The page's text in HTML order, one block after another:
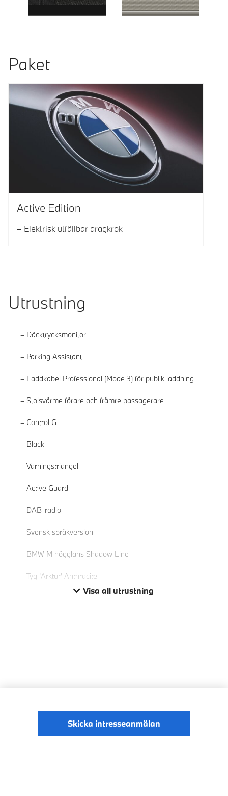
Paket
Active Edition
Elektrisk utfällbar dragkrok
Utrustning
Däcktrycksmonitor
Parking Assistant
Laddkabel Professional (Mode 3) för publik laddning
Stolsvärme förare och främre passagerare
Control G
Black
Varningstriangel
Active Guard
DAB-radio
Svensk språkversion
BMW M högglans Shadow Line
Tyg 'Arktur' Anthracite
Visa all utrustning
Läs mer
Skicka intresseanmälan